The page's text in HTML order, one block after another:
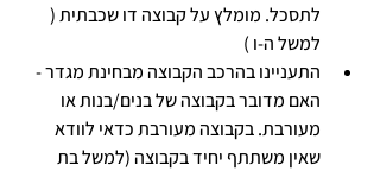
לתסכל. מומלץ על קבוצה דו שכבתית (
למשל ה-ו )
התעניינו בהרכב הקבוצה מבחינת מגדר -
האם מדובר בקבוצה של בנים/בנות או
מעורבת. בקבוצה מעורבת כדאי לוודא
שאין משתתף יחיד בקבוצה (למשל בת